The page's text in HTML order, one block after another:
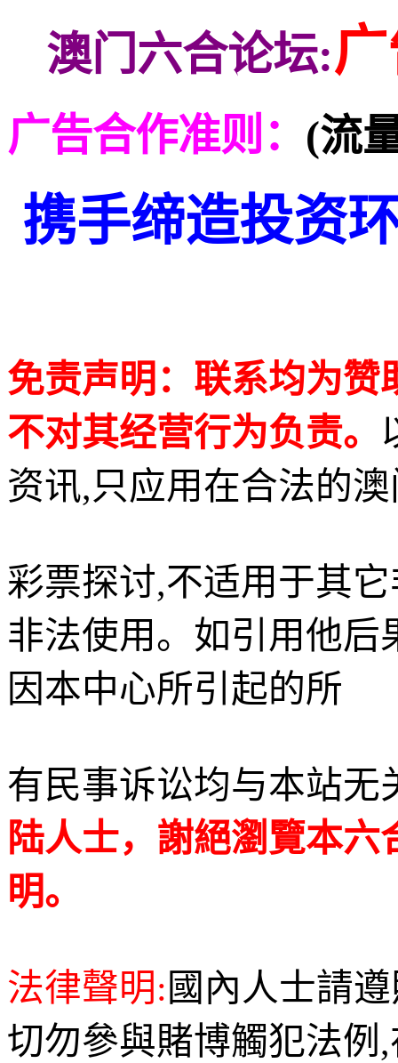
澳门六合论坛:
广告合作准则： (流
携手缔造投资
免责声明：联系均为赞
不对其经营行为负责。
资讯,只应用在合法的
彩票探讨,不适用于其
非法使用。如引用他后
因本中心所引起的所
有民事诉讼均与本站无
陆人士，謝絕瀏覽本
明。
法律聲明: 國內人士請
切勿參與賭博觸犯法例